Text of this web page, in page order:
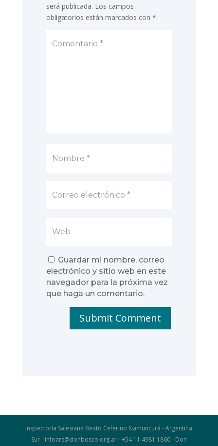
será publicada. Los campos
obligatorios están marcados con *
Guardar mi nombre, correo
electrónico y sitio web en este
navegador para la próxima vez
que haga un comentario.
Submit Comment
Inspectoría Salesiana Beato Ceferino Namuncurá - Argentina
Sur - infoars@donbosco.org.ar - +54 11 4981 1860 - Don